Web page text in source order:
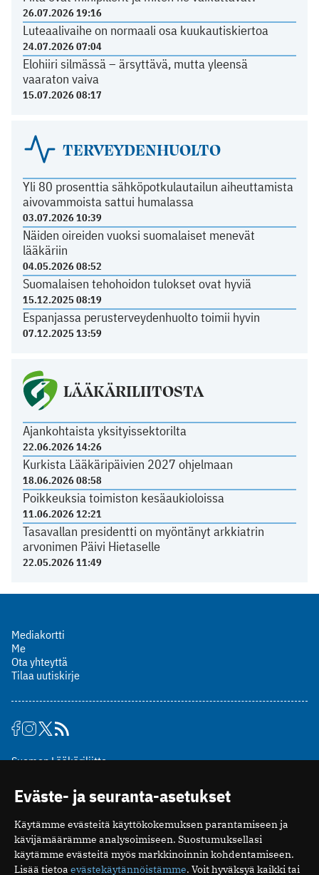
26.07.2026 19:16
Luteaalivaihe on normaali osa kuukautiskiertoa
24.07.2026 07:04
Elohiiri silmässä – ärsyttävä, mutta yleensä
vaaraton vaiva
15.07.2026 08:17
TERVEYDENHUOLTO
Yli 80 prosenttia sähköpotkulautailun aiheuttamista
aivovammoista sattui humalassa
03.07.2026 10:39
Näiden oireiden vuoksi suomalaiset menevät
lääkäriin
04.05.2026 08:52
Suomalaisen tehohoidon tulokset ovat hyviä
15.12.2025 08:19
Espanjassa perusterveydenhuolto toimii hyvin
07.12.2025 13:59
LÄÄKÄRILIITOSTA
Ajankohtaista yksityissektorilta
22.06.2026 14:26
Kurkista Lääkäripäivien 2027 ohjelmaan
18.06.2026 08:58
Poikkeuksia toimiston kesäaukioloissa
11.06.2026 12:21
Tasavallan presidentti on myöntänyt arkkiatrin
arvonimen Päivi Hietaselle
22.05.2026 11:49
Mediakortti
Me
Ota yhteyttä
Tilaa uutiskirje
Suomen Lääkäriliitto
00510 Helsinki
puh. (09) 393 091
toimitus@potilaanlaakarilehti.fi
ISSN 2323-9476
Eväste- ja seuranta-asetukset
Käytämme evästeitä käyttökokemuksen parantamiseen ja
kävijämäärämme analysoimiseen. Suostumuksellasi
käytämme evästeitä myös markkinoinnin kohdentamiseen.
Lisää tietoa evästekäytännöistämme. Voit hyväksyä kaikki tai